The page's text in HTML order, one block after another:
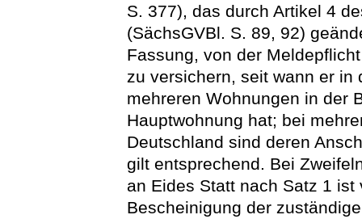
S. 377), das durch Artikel 4
(SächsGVBl. S. 89, 92)
Fassung, von der
zu versichern, seit wann er in
mehreren Wohnungen in der
Hauptwohnung hat; bei
Deutschland sind deren
gilt entsprechend. Bei
an Eides Statt nach Satz 1
Bescheinigung der